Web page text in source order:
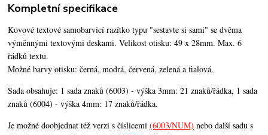
Kompletní specifikace
Kovové textové samobarvicí razítko typu "sestavte si sami" se dvěma
výměnnými textovými deskami. Velikost otisku: 49 x 28mm. Max. 6
řádků textu.
Možné barvy otisku: černá, modrá, červená, zelená a fialová.
Sada obsahuje: 1 sada znaků (6003) - výška 3mm: 21 znaků/řádka, 1 sada
znaků (6004) - výška 4mm: 17 znaků/řádka.
Je možné doobjednat též verzi s číslicemi(6003/NUM) nebo další sadu s